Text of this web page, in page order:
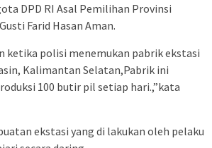
DPD RI Asal Pemilihan Provinsi
Farid Hasan Aman.
ketika polisi menemukan pabrik ekstasi
Kalimantan Selatan,Pabrik ini
100 butir pil setiap hari.,”kata
ekstasi yang di lakukan oleh pelaku